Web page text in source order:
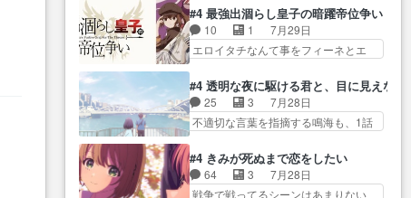
だかん… いきなりシリアス展開
ぶち込んでくるじゃん… 春希の
家庭事情は複雑。食事とか隼人が親
身…
し… 白髪の男性が語った家族を
失った喪無感が、… 連邦に対し
て有利な講話条件を引き出すた
ターニャの勝利軍… 犠牲を払っ
ても良いならお前たちが前線へ
行… 戦闘がアッサリし過ぎじゃ
ない？戦争がメイ…
と思ってたら、トグサが… あの
見た目もうただのロボでしかないん
だよ… 俺らの汗拭きそりゃいや
だろwwバトー＆ト… イノセンス
イ… アダム・リンクやジェイム
スン(教授)型サ… アンドロイドも
おっさんの汗を拭くのは嫌や…
ったエピ… コミカルなのにも慣
れてきました。１話でし… ロボ
ットの反乱は今となっては良くある
#4 最強出涸らし皇子の暗躍帝位争い
10 1
7月29日
エロイタチなんて事をフィーネとエ
た事を…フィーネは自分… モン
スターを呼ぶ笛？黒幕は狩猟祭とは
関係… 平凡な少女に見える眼鏡w
眼鏡属性は持ち合… 神アニメ、
の… フィーネがアルノルトに活
躍してもらいたが… 第４話を
#4 透明な夜に駆ける君と、目に見えない
25 3
7月28日
不適切な言葉を指摘する鳴海も、1話
り微笑ましいw良い奴… どう接し
ていいのかわからず戸惑うかける
も… 盲目だと相手の表情も分か
#4 きみが死ぬまで恋をしたい
64 3
7月28日
戦争で戦ってるシーンはあまりない